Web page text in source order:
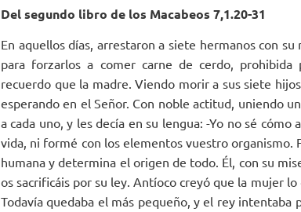
Del segundo libro de los Macabeos 7,1.20-31
En aquellos días, arrestaron a siete hermanos con
para forzarlos a comer carne de cerdo,
recuerdo que la madre. Viendo morir a sus siete
esperando en el Señor. Con noble actitud, uniendo
a cada uno, y les decía en su lengua: -Yo no sé
vida, ni formé con los elementos vuestro organismo.
humana y determina el origen de todo. Él, con su
os sacrificáis por su ley. Antíoco creyó que la mujer
Todavía quedaba el más pequeño, y el rey intentaba